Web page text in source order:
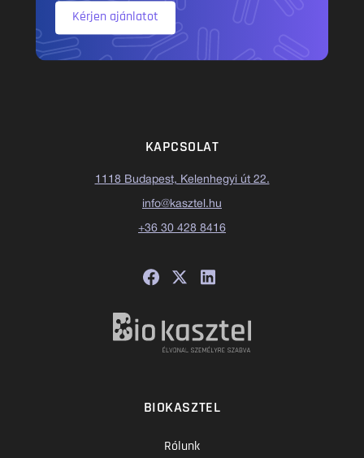
Kérjen ajánlatot
KAPCSOLAT
1118 Budapest, Kelenhegyi út 22.
info@kasztel.hu
+36 30 428 8416
BIOKASZTEL
Rólunk